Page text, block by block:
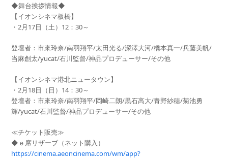
◆舞台挨拶情報◆
【イオンシネマ板橋】
・2月17日（土）12：30～
登壇者：市來玲奈/南羽翔平/太田光る/深澤大河/橋本真一/兵藤美帆/
当麻創太/yucat/石川監督/神品プロデューサー/その他
【イオンシネマ港北ニュータウン】
・2月18日（日）14：30～
登壇者：市來玲奈/南羽翔平/岡崎二朗/黒石高大/青野紗穂/菊池勇
輝/yucat/石川監督/神品プロデューサー/その他
≪チケット販売≫
◆ｅ席リザーブ（ネット購入）
https://cinema.aeoncinema.com/wm/app?